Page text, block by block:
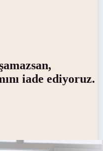
iade ediyoruz.